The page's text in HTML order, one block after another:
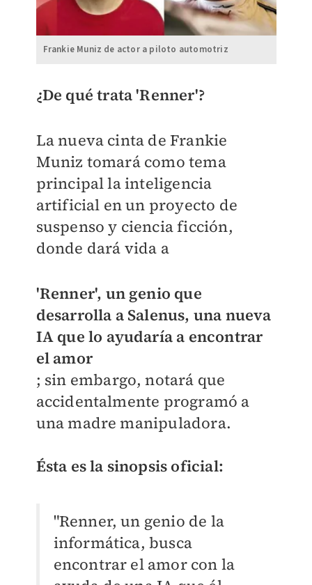
Frankie Muniz de actor a piloto automotriz
¿De qué trata 'Renner'?
La nueva cinta de Frankie
Muniz tomará como tema
principal la inteligencia
artificial en un proyecto de
suspenso y ciencia ficción,
donde dará vida a
'Renner', un genio que
desarrolla a Salenus, una nueva
IA que lo ayudaría a encontrar
el amor
; sin embargo, notará que
accidentalmente programó a
una madre manipuladora.
Ésta es la sinopsis oficial:
"Renner, un genio de la
informática, busca
encontrar el amor con la